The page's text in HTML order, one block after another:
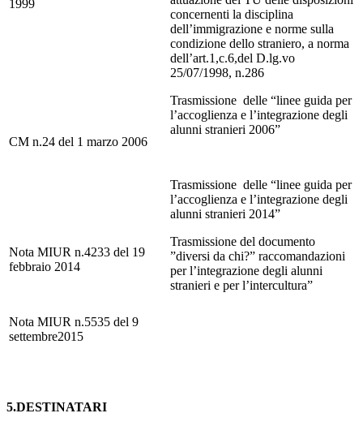
1999
CM n.24 del 1 marzo 2006
Nota MIUR n.4233 del 19
febbraio 2014
Nota MIUR n.5535 del 9
settembre2015
concernenti la disciplina
dell’immigrazione e norme sulla
condizione dello straniero, a norma
dell’art.1,c.6,del D.lg.vo
25/07/1998, n.286
Trasmissione delle “linee guida per
l’accoglienza e l’integrazione degli
alunni stranieri 2006”
Trasmissione delle “linee guida per
l’accoglienza e l’integrazione degli
alunni stranieri 2014”
Trasmissione del documento
”diversi da chi?” raccomandazioni
per l’integrazione degli alunni
stranieri e per l’intercultura”
5.DESTINATARI